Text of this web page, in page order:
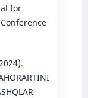
for